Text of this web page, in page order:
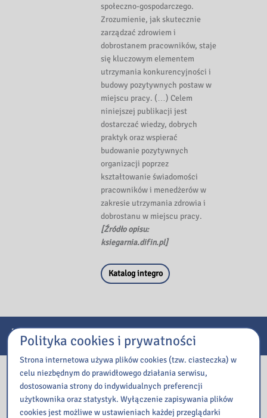
społeczno-gospodarczego.
Zrozumienie, jak skutecznie
zarządzać zdrowiem i
dobrostanem pracowników, staje
się kluczowym elementem
utrzymania konkurencyjności i
budowy pozytywnych postaw w
miejscu pracy. (…) Celem
niniejszej publikacji jest
dostarczać wiedzy, dobrych
praktyk oraz wspierać
budowanie pozytywnych
organizacji poprzez
kształtowanie świadomości
pracowników i menedżerów w
zakresie utrzymania zdrowia i
dobrostanu w miejscu pracy.
[Źródło opisu:
ksiegarnia.difin.pl]
Katalog integro
E-usługi
Nasza biblioteka
Polityka cookies i prywatności
Strona internetowa używa plików cookies (tzw. ciasteczka) w
celu niezbędnym do prawidłowego działania serwisu,
dostosowania strony do indywidualnych preferencji
użytkownika oraz statystyk. Wyłączenie zapisywania plików
cookies jest możliwe w ustawieniach każdej przeglądarki